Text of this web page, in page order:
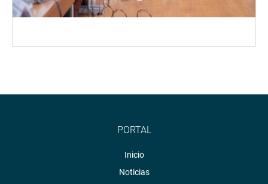
PORTAL
Inicio
Noticias